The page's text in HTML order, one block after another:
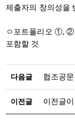
제출자의 창의성을
ㅇ포트폴리오 ①, ②
포함할 것
다음글 협조공
이전글 이전글